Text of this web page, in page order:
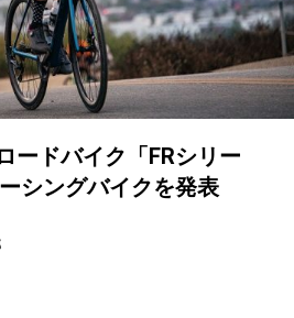
ードバイク「FRシリー
シングバイクを発表